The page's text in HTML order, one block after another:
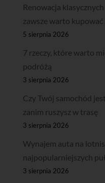
Renowacja
zawsze warto kupować
5 sierpnia 2026
7 rzeczy, które warto
podróżą
3 sierpnia 2026
Czy Twój samochód
zanim ruszysz w trasę
3 sierpnia 2026
Wynajem auta na
najpopularniejszych
3 sierpnia 2026